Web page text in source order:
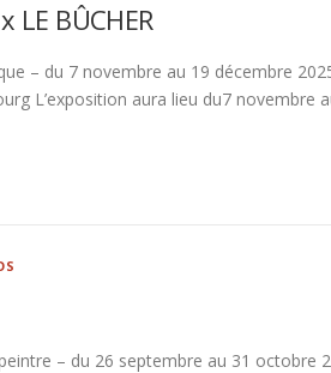
LE BÛCHER
– du 7 novembre au 19 décembre
L’exposition aura lieu du7 novembre
– du 26 septembre au 31